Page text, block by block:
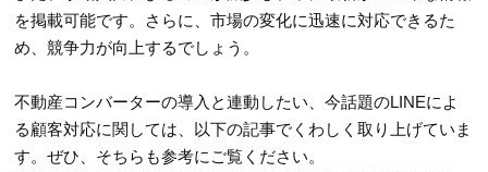
を掲載可能です。さらに、市場の変化に迅速に対応できるた
め、競争力が向上するでしょう。
不動産コンバーターの導入と連動したい、今話題のLINEによ
る顧客対応に関しては、以下の記事でくわしく取り上げていま
す。ぜひ、そちらも参考にご覧ください。